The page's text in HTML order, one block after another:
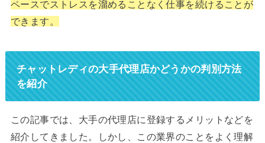
ペースでストレスを溜めることなく仕事を続けることが
できます。
チャットレディの大手代理店かどうかの判別方法
を紹介
この記事では、大手の代理店に登録するメリットなどを
紹介してきました。しかし、この業界のことをよく理解